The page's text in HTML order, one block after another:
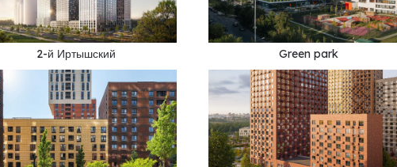
2-й Иртышский Green park